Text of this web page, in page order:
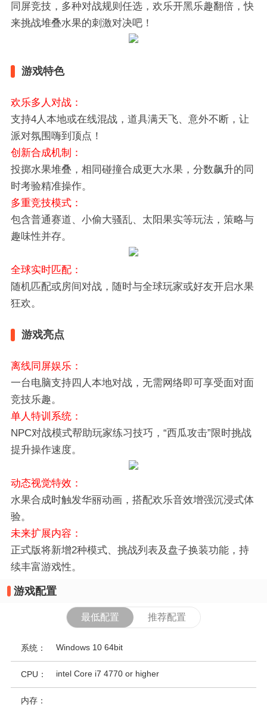
同屏竞技，多种对战规则任选，欢乐开黑乐趣翻倍，快
来挑战堆叠水果的刺激对决吧！
游戏特色
欢乐多人对战‌：
支持4人本地或在线混战，道具满天飞、意外不断，让
派对氛围嗨到顶点！
‌创新合成机制‌：
投掷水果堆叠，相同碰撞合成更大水果，分数飙升的同
时考验精准操作。
‌多重竞技模式‌：
包含普通赛道、小偷大骚乱、太阳果实等玩法，策略与
趣味性并存。
‌全球实时匹配‌：
随机匹配或房间对战，随时与全球玩家或好友开启水果
狂欢。
游戏亮点
离线同屏娱乐‌：
一台电脑支持四人本地对战，无需网络即可享受面对面
竞技乐趣。
‌单人特训系统‌：
NPC对战模式帮助玩家练习技巧，“西瓜攻击”限时挑战
提升操作速度。
‌动态视觉特效‌：
水果合成时触发华丽动画，搭配欢乐音效增强沉浸式体
验。
‌未来扩展内容‌：
正式版将新增2种模式、挑战列表及盘子换装功能，持
续丰富游戏性。
游戏配置
最低配置 推荐配置
系统： Windows 10 64bit
CPU： intel Core i7 4770 or higher
内存：